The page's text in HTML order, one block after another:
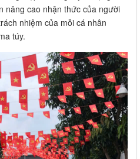
nâng cao nhận thức của người
nhiệm của mỗi cá nhân
túy.